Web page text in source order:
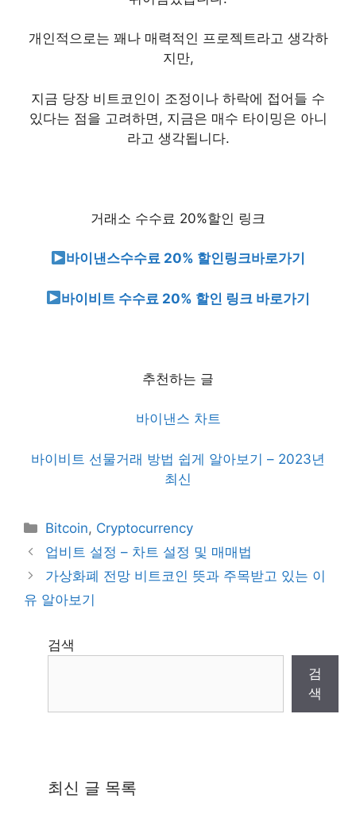
개인적으로는 꽤나 매력적인 프로젝트라고 생각하
지만,
지금 당장 비트코인이 조정이나 하락에 접어들 수
있다는 점을 고려하면, 지금은 매수 타이밍은 아니
라고 생각됩니다.
거래소 수수료 20%할인 링크
바이낸스수수료 20% 할인 링크바로가기
바이비트 수수료 20% 할인 링크 바로가기
추천하는 글
바이낸스 차트
바이비트 선물거래 방법 쉽게 알아보기 – 2023년
최신
Categories
Bitcoin, Cryptocurrency
업비트 설정 – 차트 설정 및 매매법
가상화폐 전망 비트코인 뜻과 주목받고 있는 이
유 알아보기
검색
검
색
최신 글 목록